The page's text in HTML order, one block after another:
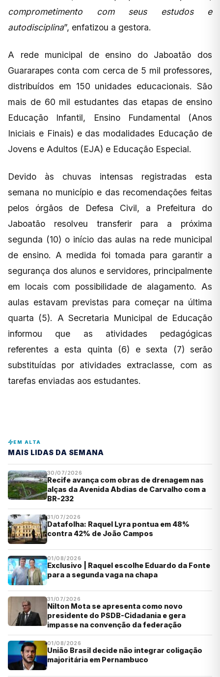
comprometimento com seus estudos e
autodisciplina”, enfatizou a gestora.
A rede municipal de ensino do Jaboatão dos
Guararapes conta com cerca de 5 mil professores,
distribuídos em 150 unidades educacionais. São
mais de 60 mil estudantes das etapas de ensino
Educação Infantil, Ensino Fundamental (Anos
Iniciais e Finais) e das modalidades Educação de
Jovens e Adultos (EJA) e Educação Especial.
Devido às chuvas intensas registradas esta
semana no município e das recomendações feitas
pelos órgãos de Defesa Civil, a Prefeitura do
Jaboatão resolveu transferir para a próxima
segunda (10) o início das aulas na rede municipal
de ensino. A medida foi tomada para garantir a
segurança dos alunos e servidores, principalmente
em locais com possibilidade de alagamento. As
aulas estavam previstas para começar na última
quarta (5). A Secretaria Municipal de Educação
informou que as atividades pedagógicas
referentes a esta quinta (6) e sexta (7) serão
substituídas por atividades extraclasse, com as
tarefas enviadas aos estudantes.
EM ALTA
MAIS LIDAS DA SEMANA
30/07/2026
Recife avança com obras de drenagem nas
alças da Avenida Abdias de Carvalho com a
BR-232
31/07/2026
Datafolha: Raquel Lyra pontua em 48%
contra 42% de João Campos
01/08/2026
Exclusivo | Raquel escolhe Eduardo da Fonte
para a segunda vaga na chapa
31/07/2026
Nilton Mota se apresenta como novo
presidente do PSDB-Cidadania e gera
impasse na convenção da federação
01/08/2026
União Brasil decide não integrar coligação
majoritária em Pernambuco